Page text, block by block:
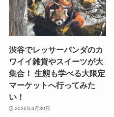
渋谷でレッサーパンダのカ
ワイイ雑貨やスイーツが大
集合！ 生態も学べる大限定
マーケットへ行ってみた
い！
2026年6月30日